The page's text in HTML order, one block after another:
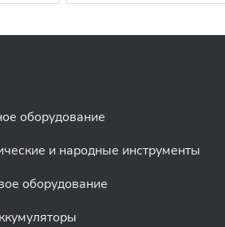
оборудование
и народные инструменты
оборудование